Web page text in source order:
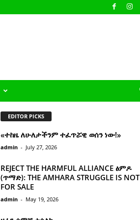
EDITOR PICKS
«ተከዜ ለሁለታችንም ተፈጥሯዊ ወሰን ነው!»
admin - July 27, 2026
REJECT THE HARMFUL ALLIANCE ፅምዶ
(ጥማድ): THE AMHARA STRUGGLE IS NOT
FOR SALE
admin - May 19, 2026